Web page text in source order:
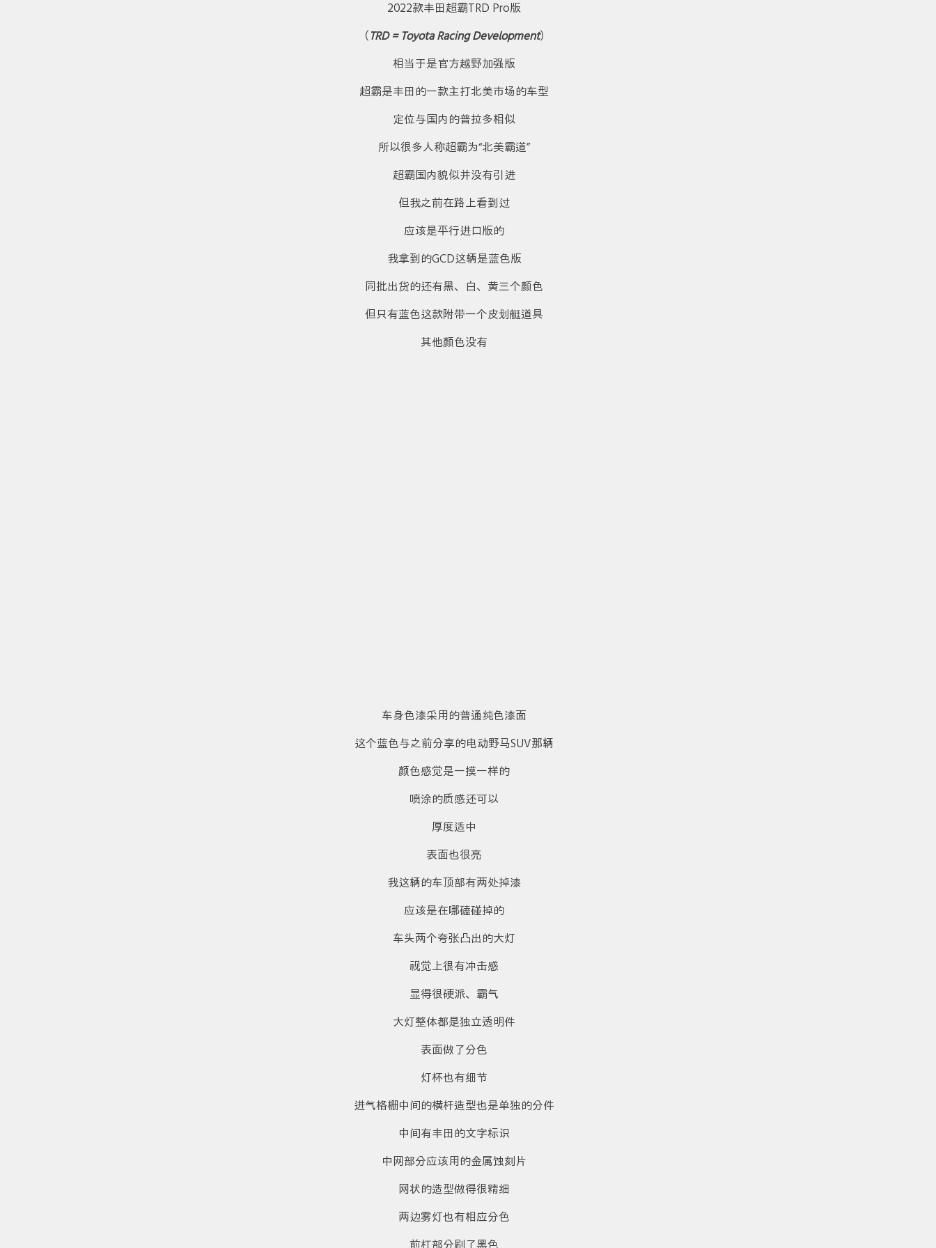
2022款丰田超霸TRD Pro版
（ TRD = Toyota Racing Development）
相当于是官方越野加强版
超霸是丰田的一款主打北美市场的车型
定位与国内的普拉多相似
所以很多人称超霸为“北美霸道”
超霸国内貌似并没有引进
但我之前在路上看到过
应该是平行进口版的
我拿到的GCD这辆是蓝色版
同批出货的还有黑、白、黄三个颜色
但只有蓝色这款附带一个皮划艇道具
其他颜色没有
车身色漆采用的普通纯色漆面
这个蓝色与之前分享的电动野马SUV那辆
颜色感觉是一摸一样的
喷涂的质感还可以
厚度适中
表面也很亮
我这辆的车顶部有两处掉漆
应该是在哪磕碰掉的
车头两个夸张凸出的大灯
视觉上很有冲击感
显得很硬派、霸气
大灯整体都是独立透明件
表面做了分色
灯杯也有细节
进气格栅中间的横杆造型也是单独的分件
中间有丰田的文字标识
中网部分应该用的金属蚀刻片
网状的造型做得很精细
两边雾灯也有相应分色
前杠部分刷了黑色